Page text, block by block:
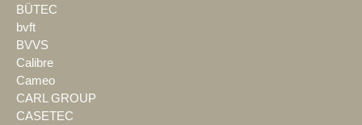
BÜTEC
bvft
BVVS
Calibre
Cameo
CARL GROUP
CASETEC